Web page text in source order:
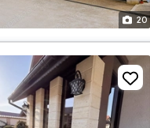
20